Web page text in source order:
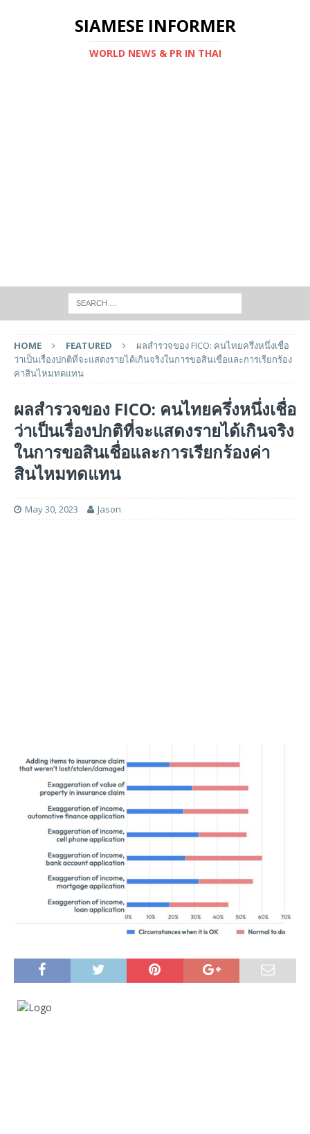
SIAMESE INFORMER
WORLD NEWS & PR IN THAI
HOME FEATURED
ผลสำรวจของ FICO: คนไทยครึ่งหนึ่งเชื่อ
ว่าเป็นเรื่องปกติที่จะแสดงรายได้เกินจริงในการขอสินเชื่อและการเรียกร้อง
ค่าสินไหมทดแทน
ผลสำรวจของ FICO: คนไทยครึ่งหนึ่งเชื่อ
ว่าเป็นเรื่องปกติที่จะแสดงรายได้เกินจริง
ในการขอสินเชื่อและการเรียกร้องค่า
สินไหมทดแทน
May 30, 2023 Jason